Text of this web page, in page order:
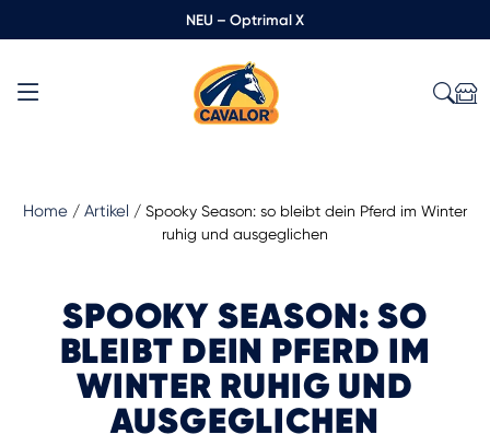
NEU – Optrimal X
Home / Artikel / Spooky Season: so bleibt dein Pferd im Winter
ruhig und ausgeglichen
SPOOKY SEASON: SO
BLEIBT DEIN PFERD IM
WINTER RUHIG UND
AUSGEGLICHEN